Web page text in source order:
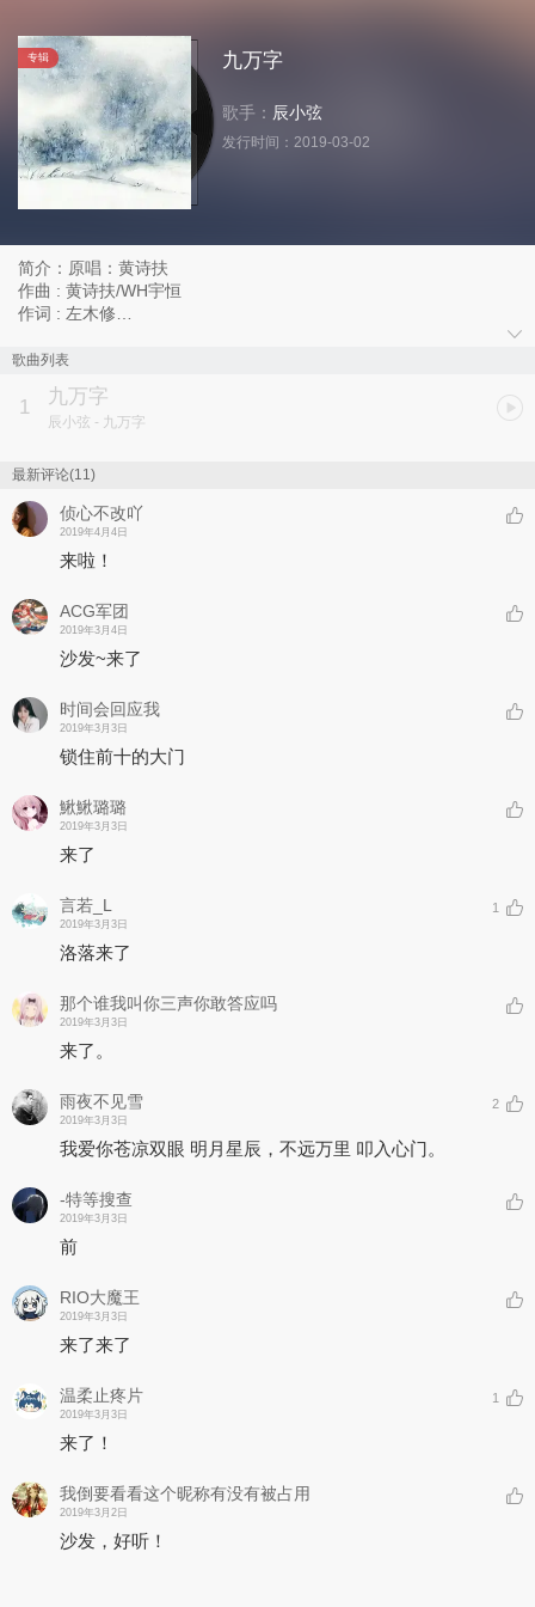
专辑 九万字
歌手： 辰小弦
发行时间： 2019-03-02
简介：原唱：黄诗扶
作曲 : 黄诗扶/WH宇恒
作词 : 左木修
翻唱：辰小弦
歌曲列表
1 九万字
辰小弦 - 九万字
最新评论(11)
侦心不改吖
2019年4月4日
来啦！
ACG军团
2019年3月4日
沙发~来了
时间会回应我
2019年3月3日
锁住前十的大门
鰍鰍璐璐
2019年3月3日
来了
言若_L
2019年3月3日
1
洛落来了
那个谁我叫你三声你敢答应吗
2019年3月3日
来了。
雨夜不见雪
2019年3月3日
2
我爱你苍凉双眼 明月星辰，不远万里 叩入心门。
-特等搜查
2019年3月3日
前
RIO大魔王
2019年3月3日
来了来了
温柔止疼片
2019年3月3日
1
来了！
我倒要看看这个昵称有没有被占用
2019年3月2日
沙发，好听！